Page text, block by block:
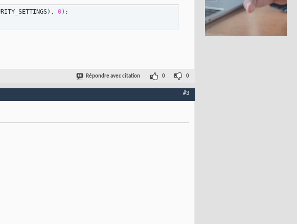
) , 0) ;
Répondre avec citation 0 0
#3